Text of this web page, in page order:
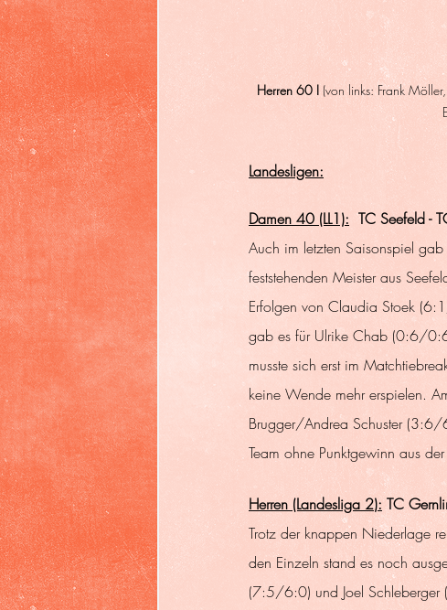
Herren 60 I (von links: Frank
Landesligen:
Damen 40 (LL1): TC Seefeld -
Auch im letzten Saisonspiel
feststehenden Meister aus
Erfolgen von Claudia Stoek
gab es für Ulrike Chab (0:6/
musste sich erst im
keine Wende mehr erspielen.
Brugger/Andrea Schuster
Team ohne Punktgewinn aus
Herren (Landesliga 2): TC
Trotz der knappen Niederlage
den Einzeln stand es noch
(7:5/6:0) und Joel